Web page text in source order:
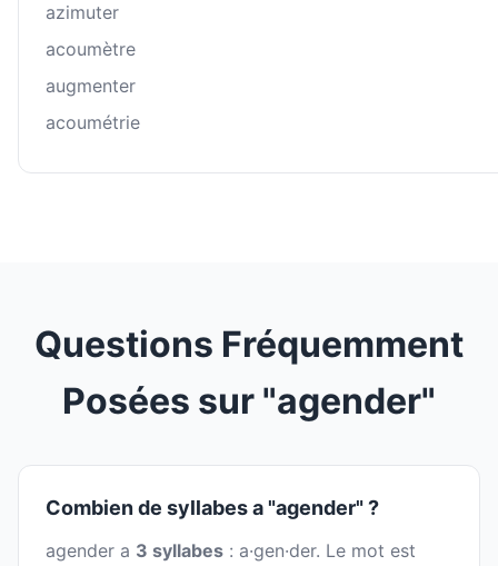
azimuter
acoumètre
augmenter
acoumétrie
Questions Fréquemment
Posées sur "agender"
Combien de syllabes a "agender" ?
agender a 3 syllabes : a·gen·der. Le mot est